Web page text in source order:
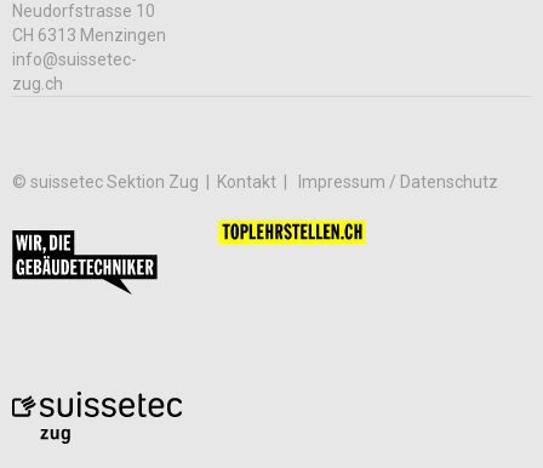
Neudorfstrasse 10
CH 6313 Menzingen
info@suissetec-
zug.ch
© suissetec Sektion Zug | Kontakt Impressum / Datenschutz